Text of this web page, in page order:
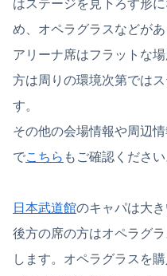
はステージを見下ろす形
め、オペラグラスなどが
アリーナ席はフラットな
方は周りの環境次第では
す。
その他の会場情報や周辺
でこちら もご確認ください
日本武道館のキャパは大
後方の席の方はオペラグ
します。オペラグラスを